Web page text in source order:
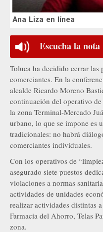
Ana Liza en línea
Escucha la nota
Toluca ha decidido cerrar las
comerciantes. En la
alcalde Ricardo Moreno
continuación del operativo
la zona Terminal-Mercado
urbano, lo que se impone es
tradicionales: no habrá
comerciantes individuales.
Con los operativos de
asegurado siete puestos
violaciones a normas
actividades de unidades
realizar actividades distintas
Farmacia del Ahorro, Telas
zona.